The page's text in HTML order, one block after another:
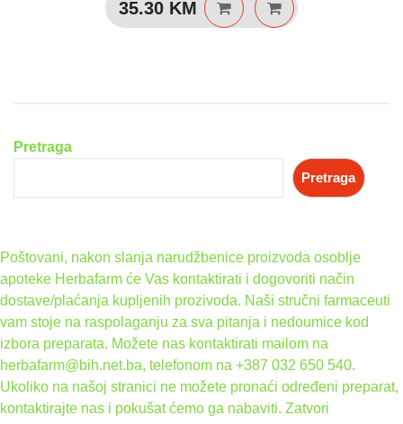
35.30 KM
Pretraga
Pretraga
Poštovani, nakon slanja narudžbenice proizvoda osoblje
apoteke Herbafarm će Vas kontaktirati i dogovoriti način
dostave/plaćanja kupljenih prozivoda. Naši stručni farmaceuti
vam stoje na raspolaganju za sva pitanja i nedoumice kod
izbora preparata. Možete nas kontaktirati mailom na
herbafarm@bih.net.ba, telefonom na +387 032 650 540.
Ukoliko na našoj stranici ne možete pronaći određeni preparat,
kontaktirajte nas i pokušat ćemo ga nabaviti. Zatvori